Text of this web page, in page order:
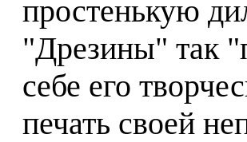
простенькую
"Дрезины" так
себе его
печать своей